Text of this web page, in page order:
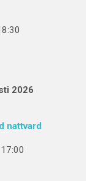
2026
nattvard
17:00